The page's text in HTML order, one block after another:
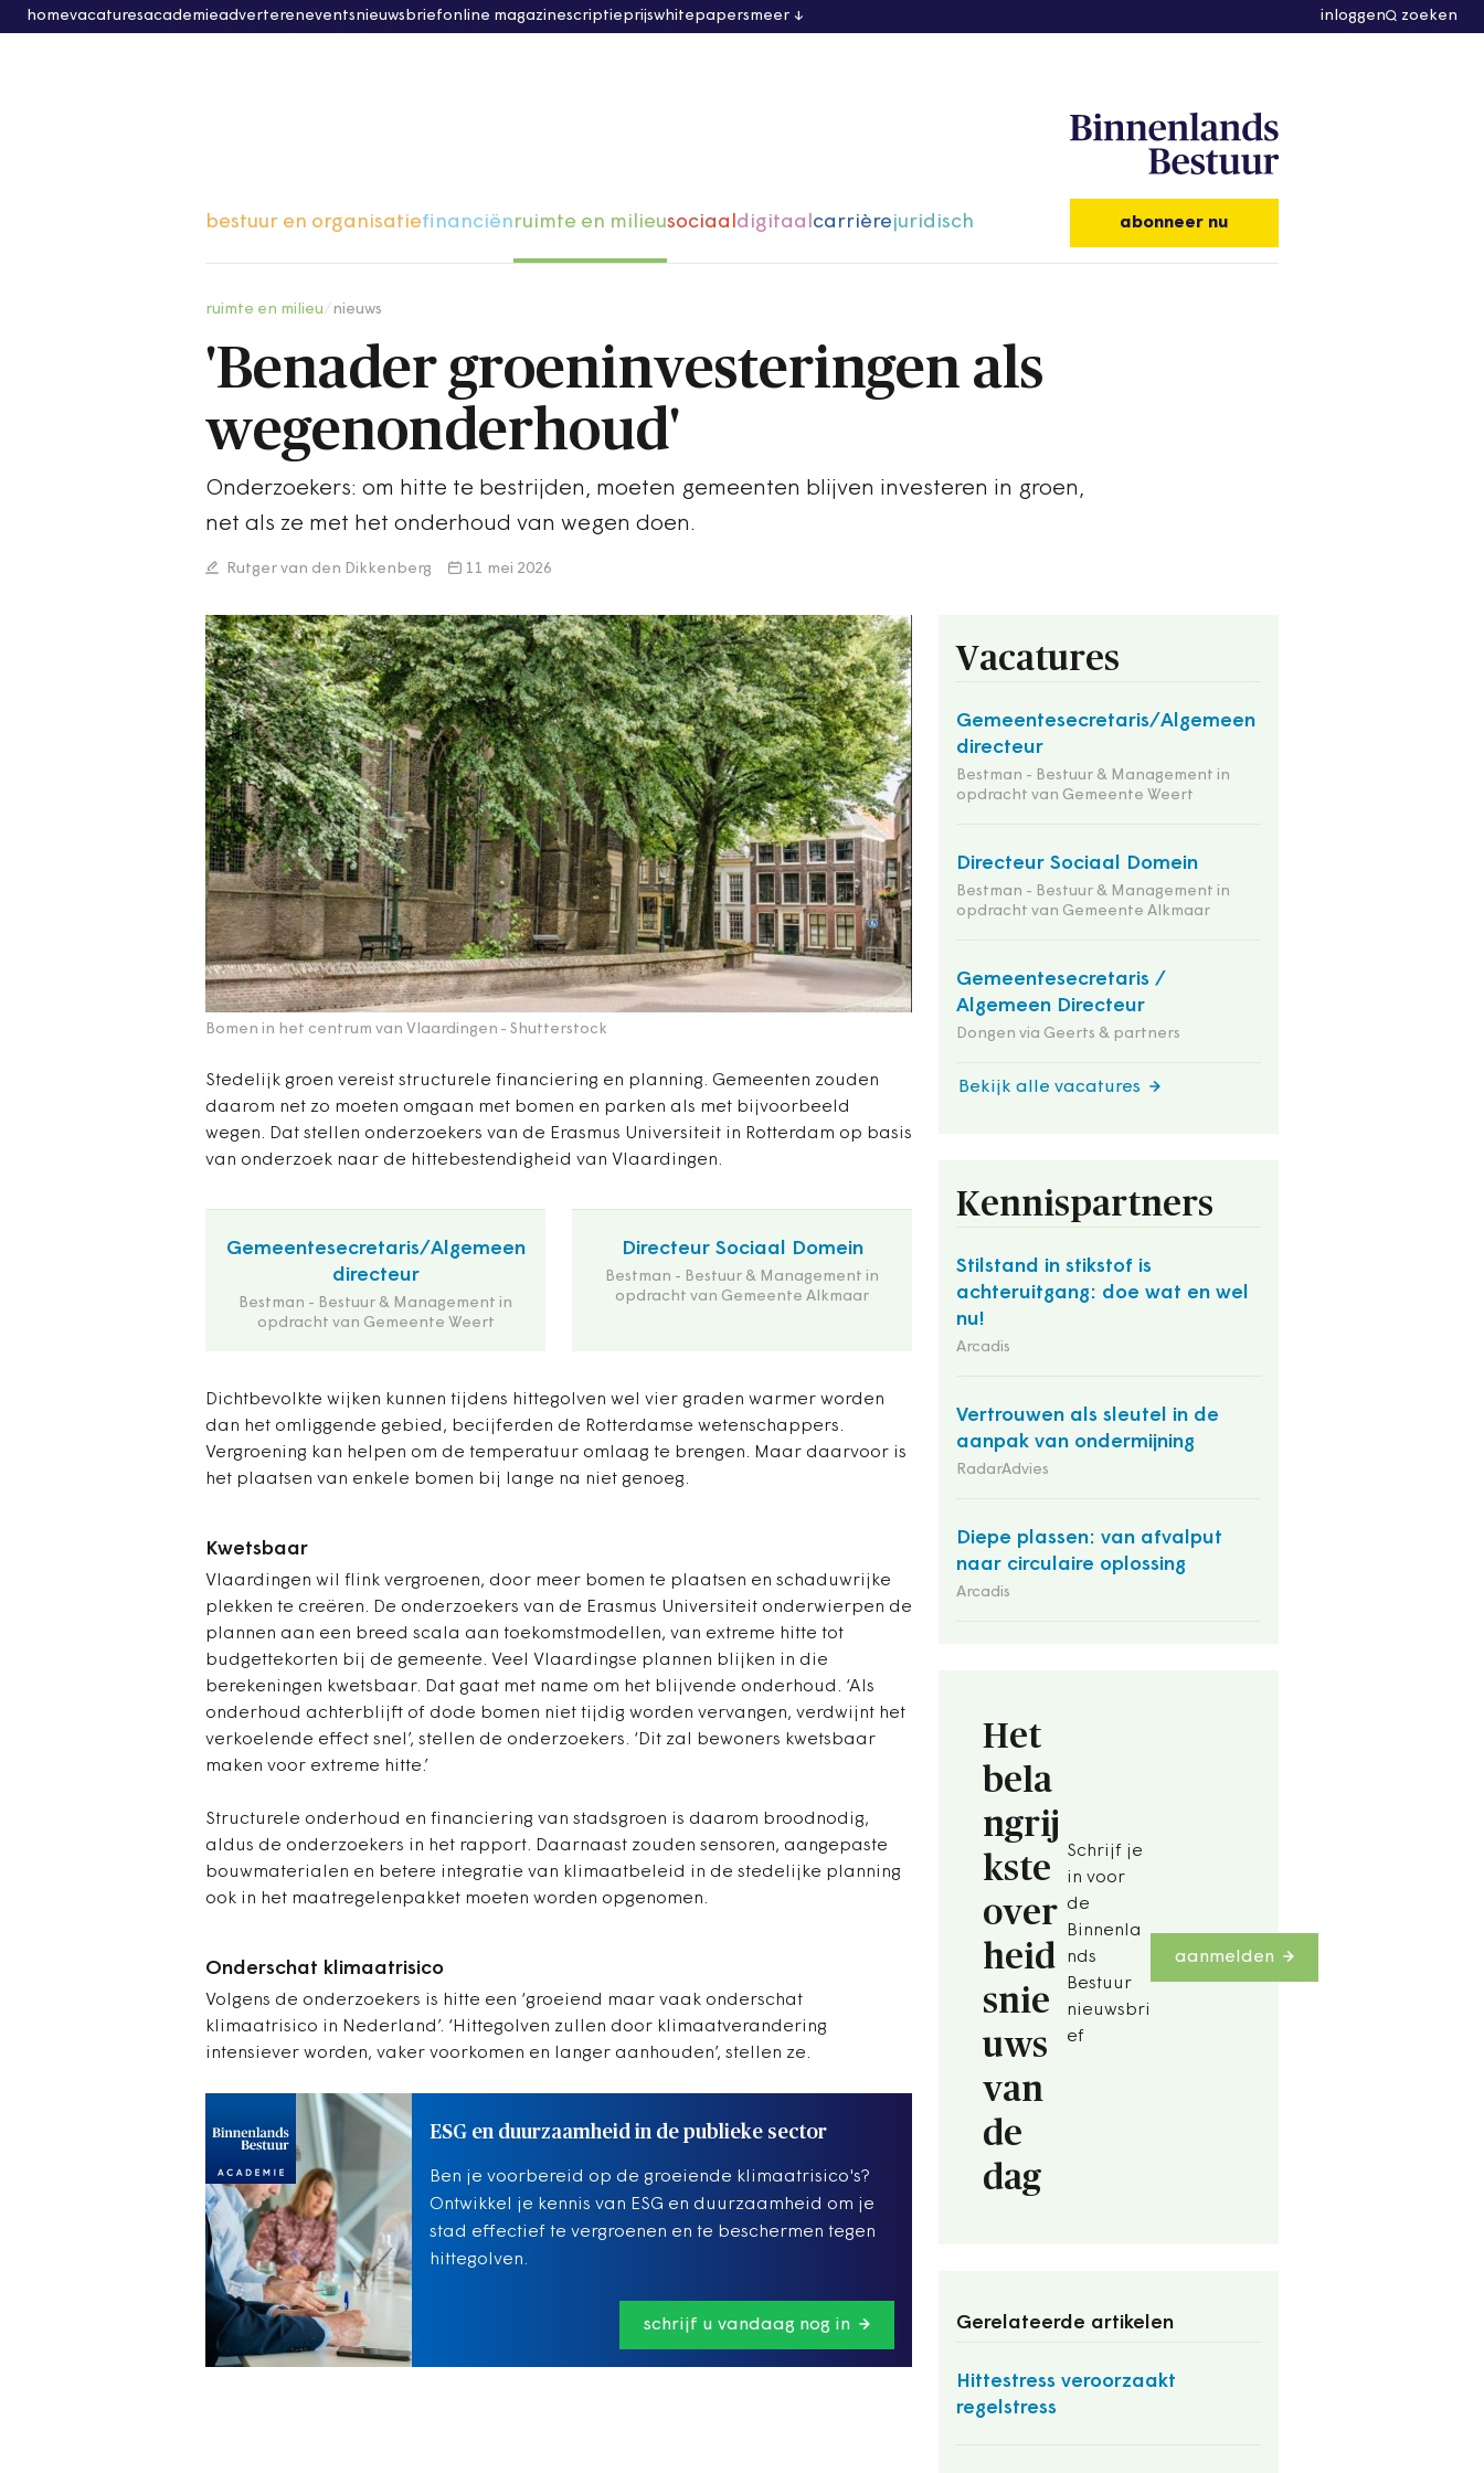
homevacaturesacademieadvertereneventsnieuwsbriefonline magazinescriptieprijswhitepapersmeer inloggen zoeken
bestuur en organisatiefinanciënruimte en milieusociaaldigitaalcarrièrejuridisch abonneer nu
ruimte en milieu nieuws
'Benader groeninvesteringen als
wegenonderhoud'
Onderzoekers: om hitte te bestrijden, moeten gemeenten blijven investeren in groen,
net als ze met het onderhoud van wegen doen.
Rutger van den Dikkenberg 11 mei 2026
Bomen in het centrum van Vlaardingen - Shutterstock
Stedelijk groen vereist structurele financiering en planning. Gemeenten zouden
daarom net zo moeten omgaan met bomen en parken als met bijvoorbeeld
wegen. Dat stellen onderzoekers van de Erasmus Universiteit in Rotterdam op basis
van onderzoek naar de hittebestendigheid van Vlaardingen.
Gemeentesecretaris/Algemeen
directeur
Bestman - Bestuur & Management in
opdracht van Gemeente Weert
Directeur Sociaal Domein
Bestman - Bestuur & Management in
opdracht van Gemeente Alkmaar
Dichtbevolkte wijken kunnen tijdens hittegolven wel vier graden warmer worden
dan het omliggende gebied, becijferden de Rotterdamse wetenschappers.
Vergroening kan helpen om de temperatuur omlaag te brengen. Maar daarvoor is
het plaatsen van enkele bomen bij lange na niet genoeg.
Vacatures
Gemeentesecretaris/Algemeen
directeur
Bestman - Bestuur & Management in
opdracht van Gemeente Weert
Directeur Sociaal Domein
Bestman - Bestuur & Management in
opdracht van Gemeente Alkmaar
Gemeentesecretaris /
Algemeen Directeur
Dongen via Geerts & partners
Bekijk alle vacatures
Kennispartners
Stilstand in stikstof is
achteruitgang: doe wat en wel
nu!
Arcadis
Vertrouwen als sleutel in de
aanpak van ondermijning
RadarAdvies
Diepe plassen: van afvalput
naar circulaire oplossing
Arcadis
Het
bela
ngrij
kste
over
heid
snie
uws
van
de
dag
Schrijf je
in voor
de
Binnenla
nds
Bestuur
nieuwsbri
ef
aanmelden
Gerelateerde artikelen
Hittestress veroorzaakt
regelstress
Kwetsbaar
Vlaardingen wil flink vergroenen, door meer bomen te plaatsen en schaduwrijke
plekken te creëren. De onderzoekers van de Erasmus Universiteit onderwierpen de
plannen aan een breed scala aan toekomstmodellen, van extreme hitte tot
budgettekorten bij de gemeente. Veel Vlaardingse plannen blijken in die
berekeningen kwetsbaar. Dat gaat met name om het blijvende onderhoud. ‘Als
onderhoud achterblijft of dode bomen niet tijdig worden vervangen, verdwijnt het
verkoelende effect snel’, stellen de onderzoekers. ‘Dit zal bewoners kwetsbaar
maken voor extreme hitte.’
Structurele onderhoud en financiering van stadsgroen is daarom broodnodig,
aldus de onderzoekers in het rapport. Daarnaast zouden sensoren, aangepaste
bouwmaterialen en betere integratie van klimaatbeleid in de stedelijke planning
ook in het maatregelenpakket moeten worden opgenomen.
Onderschat klimaatrisico
Volgens de onderzoekers is hitte een ‘groeiend maar vaak onderschat
klimaatrisico in Nederland’. ‘Hittegolven zullen door klimaatverandering
intensiever worden, vaker voorkomen en langer aanhouden’, stellen ze.
ESG en duurzaamheid in de publieke sector
Ben je voorbereid op de groeiende klimaatrisico's?
Ontwikkel je kennis van ESG en duurzaamheid om je
stad effectief te vergroenen en te beschermen tegen
hittegolven.
schrijf u vandaag nog in